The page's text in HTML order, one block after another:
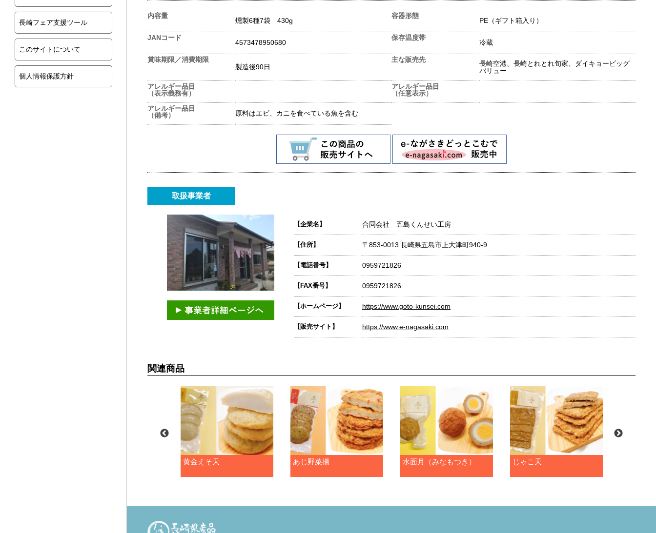
長崎フェア支援ツール
このサイトについて
個人情報保護方針
内容量
燻製6種7袋 430g
容器形態
PE（ギフト箱入り）
JANコード
4573478950680
保存温度帯
冷蔵
賞味期限／消費期限
製造後90日
主な販売先
長崎空港、長崎とれとれ旬家、ダイキョービッグ
バリュー
アレルギー品目
（表示義務有）
アレルギー品目
（任意表示）
アレルギー品目
（備考）
原料はエビ、カニを食べている魚を含む
取扱事業者
【企業名】 合同会社 五島くんせい工房
【住所】 〒853-0013 長崎県五島市上大津町940-9
【電話番号】 0959721826
【FAX番号】 0959721826
【ホームページ】 https://www.goto-kunsei.com
【販売サイト】 https://www.e-nagasaki.com
関連商品
黄金えそ天 あじ野菜揚 水面月（みなもつき） じゃこ天